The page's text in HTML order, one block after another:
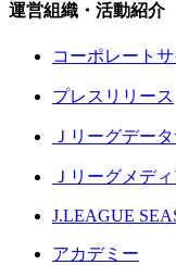
運営組織・活動紹介
コーポレートサ
プレスリリース
Ｊリーグデー
Ｊリーグメデ
J.LEAGUE
アカデミー